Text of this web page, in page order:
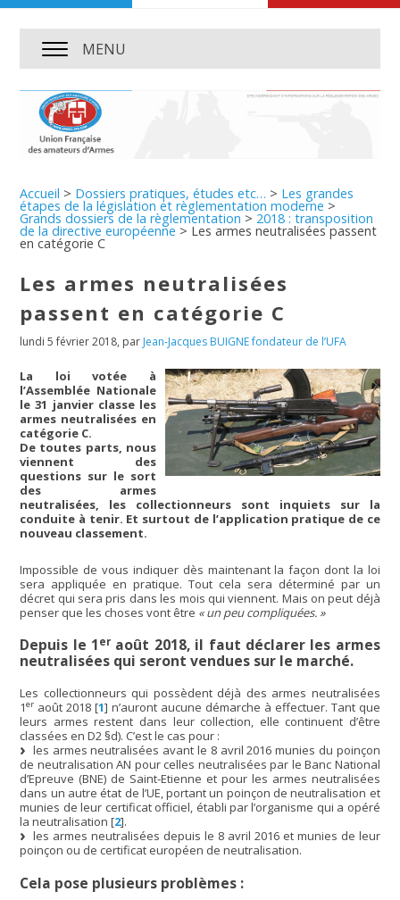
MENU
Accueil > Dossiers pratiques, études etc… > Les grandes
étapes de la législation et règlementation moderne >
Grands dossiers de la règlementation > 2018 : transposition
de la directive européenne > Les armes neutralisées passent
en catégorie C
Les armes neutralisées
passent en catégorie C
lundi 5 février 2018, par Jean-Jacques BUIGNE fondateur de l’UFA
La loi votée à
l’Assemblée Nationale
le 31 janvier classe les
armes neutralisées en
catégorie C.
De toutes parts, nous
viennent des
questions sur le sort
des armes
neutralisées, les collectionneurs sont inquiets sur la
conduite à tenir. Et surtout de l’application pratique de ce
nouveau classement.
Impossible de vous indiquer dès maintenant la façon dont la loi
sera appliquée en pratique. Tout cela sera déterminé par un
décret qui sera pris dans les mois qui viennent. Mais on peut déjà
penser que les choses vont être « un peu compliquées. »
Depuis le 1eraoût 2018, il faut déclarer les armes
neutralisées qui seront vendues sur le marché.
Les collectionneurs qui possèdent déjà des armes neutralisées
1er août 2018 [1] n’auront aucune démarche à effectuer. Tant que
leurs armes restent dans leur collection, elle continuent d’être
classées en D2 §d). C’est le cas pour :
les armes neutralisées avant le 8 avril 2016 munies du poinçon
de neutralisation AN pour celles neutralisées par le Banc National
d’Epreuve (BNE) de Saint-Etienne et pour les armes neutralisées
dans un autre état de l’UE, portant un poinçon de neutralisation et
munies de leur certificat officiel, établi par l’organisme qui a opéré
la neutralisation [2].
les armes neutralisées depuis le 8 avril 2016 et munies de leur
poinçon ou de certificat européen de neutralisation.
Cela pose plusieurs problèmes :